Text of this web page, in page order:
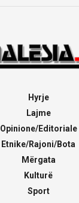
Hyrje
Lajme
Opinione/Editoriale
Etnike/Rajoni/Bota
Mërgata
Kulturë
Sport